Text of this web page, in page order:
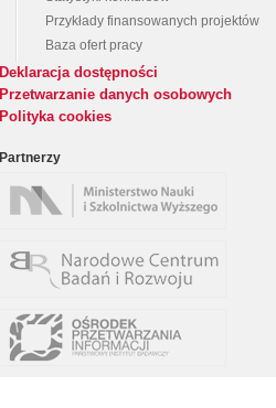
Przykłady finansowanych projektów
Baza ofert pracy
Deklaracja dostępności
Przetwarzanie danych osobowych
Polityka cookies
Partnerzy